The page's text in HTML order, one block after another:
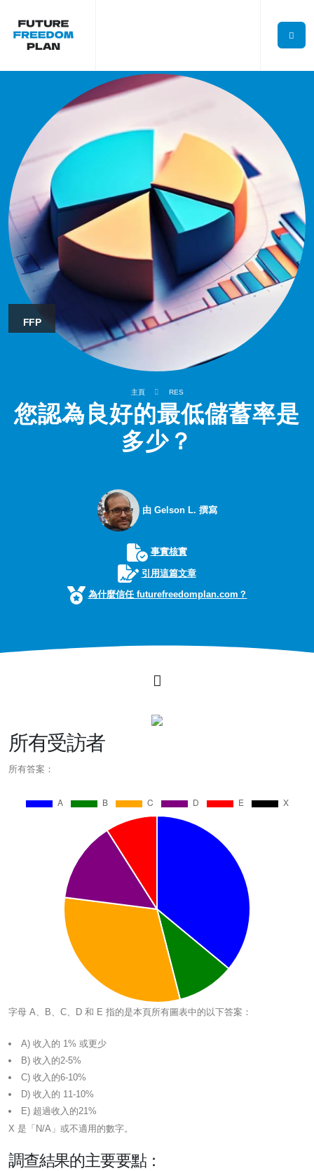
FFP
主頁 RES
您認為良好的最低儲蓄率是
多少？
由 Gelson L. 撰寫
事實核實
引用這篇文章
為什麼信任 futurefreedomplan.com？
所有受訪者
所有答案：
字母 A、B、C、D 和 E 指的是本頁所有圖表中的以下答案：
A) 收入的 1% 或更少
B) 收入的2-5%
C) 收入的6-10%
D) 收入的 11-10%
E) 超過收入的21%
X 是「N/A」或不適用的數字。
調查結果的主要要點：